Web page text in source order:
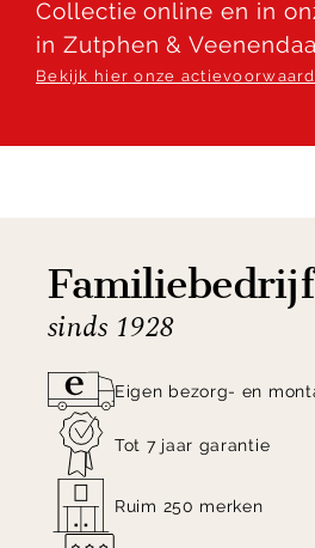
Familiebedrijf
sinds 1928
Eigen bezorg- en
Tot 7 jaar garantie
Ruim 250 merken
Collectie online en in
in Zutphen &
Bekijk hier onze